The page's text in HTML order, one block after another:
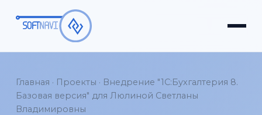
Главная · Проекты · Внедрение "1С:Бухгалтерия 8.
Базовая версия" для Люлиной Светланы
Владимировны